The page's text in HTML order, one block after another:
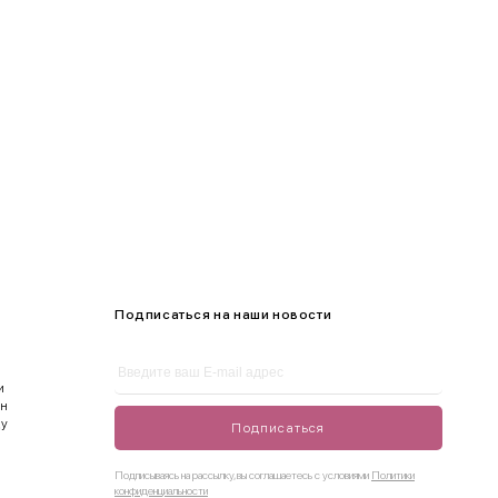
Подписаться на наши новости
Подписаться
Подписываясь на рассылку, вы соглашаетесь с условиями Политики
конфиденциальности